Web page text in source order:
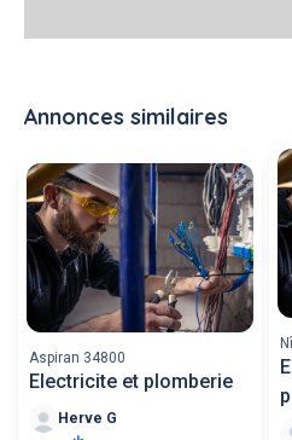
Annonces similaires
Aspiran 34800
Electricite et plomberie
Herve G